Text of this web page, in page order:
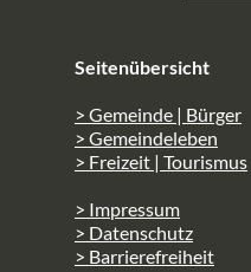
Seitenübersicht
> Gemeinde | Bürger
> Gemeindeleben
> Freizeit | Tourismus
> Impressum
> Datenschutz
> Barrierefreiheit